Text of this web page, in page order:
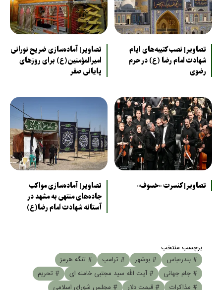
تصاویر| نصب کتیبه‌های ایام
شهادت امام رضا (ع) در حرم
رضوی
تصاویر| آماده‌سازی ضریح نورانی
امیرالمؤمنین(ع) برای روزهای
پایانی صفر
تصاویر| کنسرت «خسوف»
تصاویر| آماده‌سازی مواکب
جاده‌های منتهی به مشهد در
آستانه شهادت امام رضا(ع)
برچسب منتخب
# بندرعباس
# بوشهر # ترامپ
# تنگه هرمز
# جام جهانی
# آیت الله سید مجتبی خامنه ای
# تحریم
# مذاکرات
# قیمت دلار # مجلس شورای اسلامی